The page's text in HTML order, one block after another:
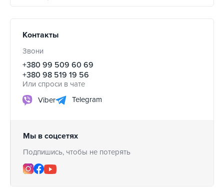
Контакты
Звони
+380 99 509 60 69
+380 98 519 19 56
Или спроси в чате
Viber
Telegram
Мы в соцсетях
Подпишись, чтобы не потерять